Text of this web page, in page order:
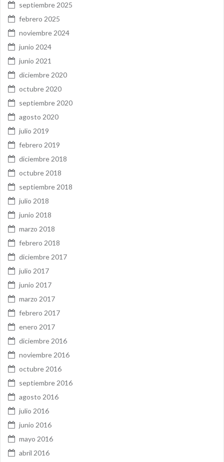
septiembre 2025
febrero 2025
noviembre 2024
junio 2024
junio 2021
diciembre 2020
octubre 2020
septiembre 2020
agosto 2020
julio 2019
febrero 2019
diciembre 2018
octubre 2018
septiembre 2018
julio 2018
junio 2018
marzo 2018
febrero 2018
diciembre 2017
julio 2017
junio 2017
marzo 2017
febrero 2017
enero 2017
diciembre 2016
noviembre 2016
octubre 2016
septiembre 2016
agosto 2016
julio 2016
junio 2016
mayo 2016
abril 2016